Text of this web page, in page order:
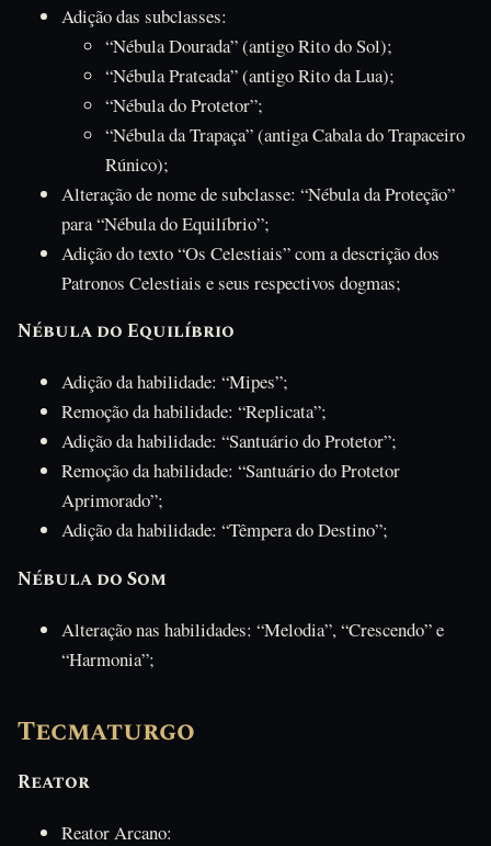
Adição das subclasses:
“Nébula Dourada” (antigo Rito do Sol);
“Nébula Prateada” (antigo Rito da Lua);
“Nébula do Protetor”;
“Nébula da Trapaça” (antiga Cabala do Trapaceiro
Rúnico);
Alteração de nome de subclasse: “Nébula da Proteção”
para “Nébula do Equilíbrio”;
Adição do texto “Os Celestiais” com a descrição dos
Patronos Celestiais e seus respectivos dogmas;
Nébula do Equilíbrio
Adição da habilidade: “Mipes”;
Remoção da habilidade: “Replicata”;
Adição da habilidade: “Santuário do Protetor”;
Remoção da habilidade: “Santuário do Protetor
Aprimorado”;
Adição da habilidade: “Têmpera do Destino”;
Nébula do Som
Alteração nas habilidades: “Melodia”, “Crescendo” e
“Harmonia”;
Tecmaturgo
Reator
Reator Arcano: